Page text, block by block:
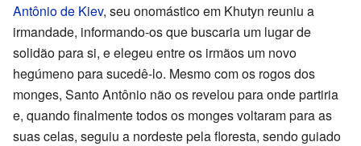
Antônio de Kiev, seu onomástico em Khutyn reuniu a
irmandade, informando-os que buscaria um lugar de
solidão para si, e elegeu entre os irmãos um novo
hegúmeno para sucedê-lo. Mesmo com os rogos dos
monges, Santo Antônio não os revelou para onde partiria
e, quando finalmente todos os monges voltaram para as
suas celas, seguiu a nordeste pela floresta, sendo guiado